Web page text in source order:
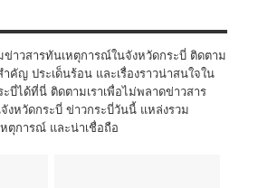
ข่าวสารทันเหตุการณ์ในจังหวัดกระบี่ ติดตาม
ำคัญ ประเด็นร้อน และเรื่องราวน่าสนใจใน
ะบี่ได้ที่นี่ ติดตามเราเพื่อไม่พลาดข่าวสาร
งหวัดกระบี่ ข่าวกระบี่วันนี้ แหล่งรวม
ตุการณ์ และน่าเชื่อถือ